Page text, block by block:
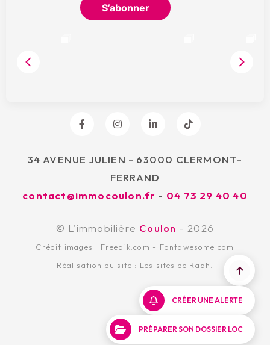
CRÉER UNE ALERTE
PRÉPARER SON DOSSIER LOC
34 AVENUE JULIEN - 63000 CLERMONT-
FERRAND
contact@immocoulon.fr - 04 73 29 40 40
© L'immobilière Coulon - 2026
Crédit images : Freepik.com - Fontawesome.com
Réalisation du site : Les sites de Raph.